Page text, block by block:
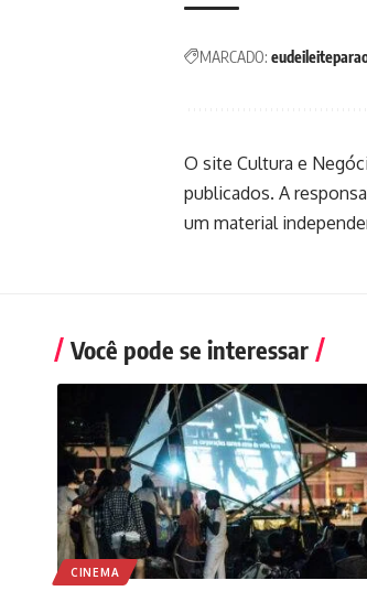
MARCADO:
O site Cultura e
publicados. A
um material
Você pode se interessar
CINEMA